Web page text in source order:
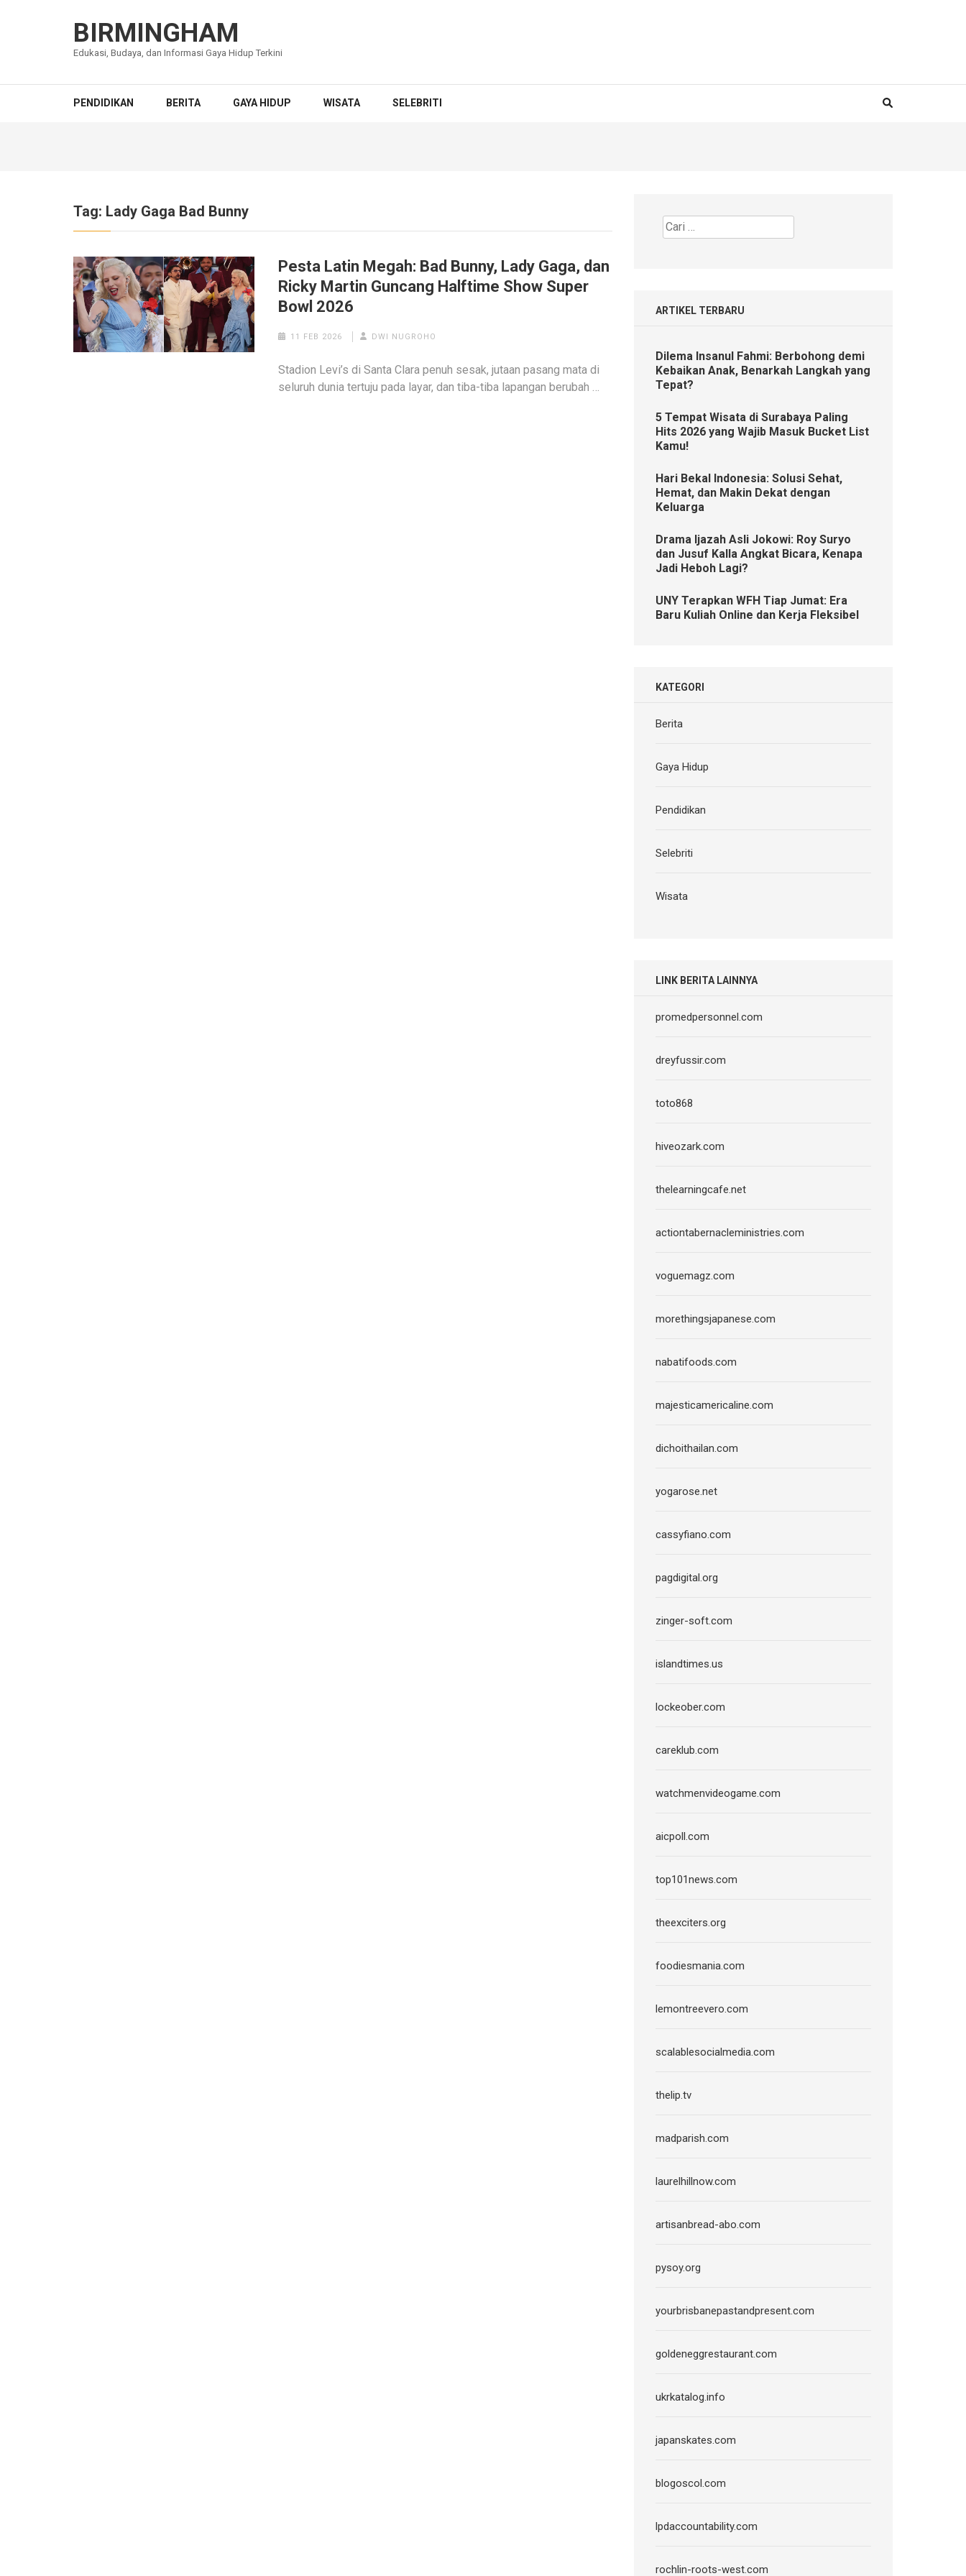
BIRMINGHAM
Edukasi, Budaya, dan Informasi Gaya Hidup Terkini
PENDIDIKAN BERITA GAYA HIDUP WISATA SELEBRITI
Tag: Lady Gaga Bad Bunny
Pesta Latin Megah: Bad Bunny, Lady Gaga, dan
Ricky Martin Guncang Halftime Show Super
Bowl 2026
11 FEB 2026 DWI NUGROHO
Stadion Levi’s di Santa Clara penuh sesak, jutaan pasang mata di
seluruh dunia tertuju pada layar, dan tiba-tiba lapangan berubah …
Cari
untuk:
ARTIKEL TERBARU
Dilema Insanul Fahmi: Berbohong demi
Kebaikan Anak, Benarkah Langkah yang
Tepat?
5 Tempat Wisata di Surabaya Paling
Hits 2026 yang Wajib Masuk Bucket List
Kamu!
Hari Bekal Indonesia: Solusi Sehat,
Hemat, dan Makin Dekat dengan
Keluarga
Drama Ijazah Asli Jokowi: Roy Suryo
dan Jusuf Kalla Angkat Bicara, Kenapa
Jadi Heboh Lagi?
UNY Terapkan WFH Tiap Jumat: Era
Baru Kuliah Online dan Kerja Fleksibel
KATEGORI
Berita
Gaya Hidup
Pendidikan
Selebriti
Wisata
LINK BERITA LAINNYA
promedpersonnel.com
dreyfussir.com
toto868
hiveozark.com
thelearningcafe.net
actiontabernacleministries.com
voguemagz.com
morethingsjapanese.com
nabatifoods.com
majesticamericaline.com
dichoithailan.com
yogarose.net
cassyfiano.com
pagdigital.org
zinger-soft.com
islandtimes.us
lockeober.com
careklub.com
watchmenvideogame.com
aicpoll.com
top101news.com
theexciters.org
foodiesmania.com
lemontreevero.com
scalablesocialmedia.com
thelip.tv
madparish.com
laurelhillnow.com
artisanbread-abo.com
pysoy.org
yourbrisbanepastandpresent.com
goldeneggrestaurant.com
ukrkatalog.info
japanskates.com
blogoscol.com
lpdaccountability.com
rochlin-roots-west.com